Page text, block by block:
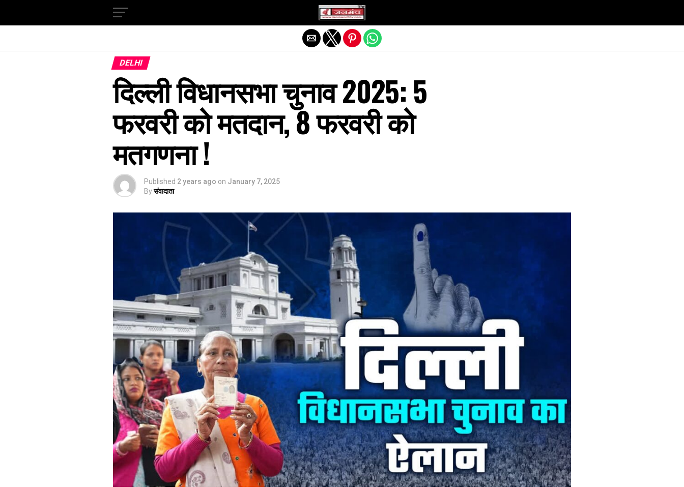
DELHI
दिल्ली विधानसभा चुनाव 2025: 5
फरवरी को मतदान, 8 फरवरी को
मतगणना !
Published 2 years ago on January 7, 2025
Byसंवादाता
Exit mobile version